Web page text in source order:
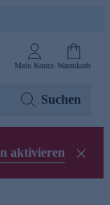
Mein Konto Warenkorb
Suchen
aktivieren